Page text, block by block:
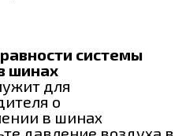
системы
шинах
для
о
в шинах